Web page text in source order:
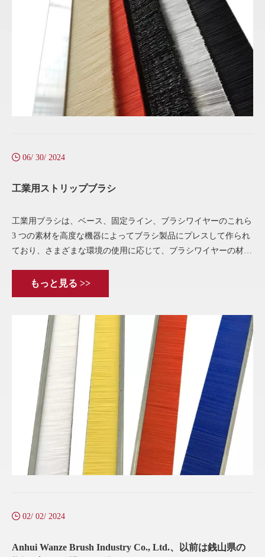
06/ 30/ 2024
工業用ストリップブラシ
工業用ブラシは、ベース、固定ライン、ブラシワイヤーのこれら
3 つの素材を高度な機器によってブラシ製品にプレスして作られ
ており、さまざまな環境の使用に応じて、ブラシワイヤーの材質
性、一般的に使用される
もっと見る >>
02/ 02/ 2024
Anhui Wanze Brush Industry Co., Ltd.、以前は銭山県の